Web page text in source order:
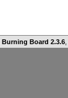
Burning Board 2.3.6